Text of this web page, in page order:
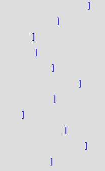
]
]
]
]
]
]
]
]
]
]
]